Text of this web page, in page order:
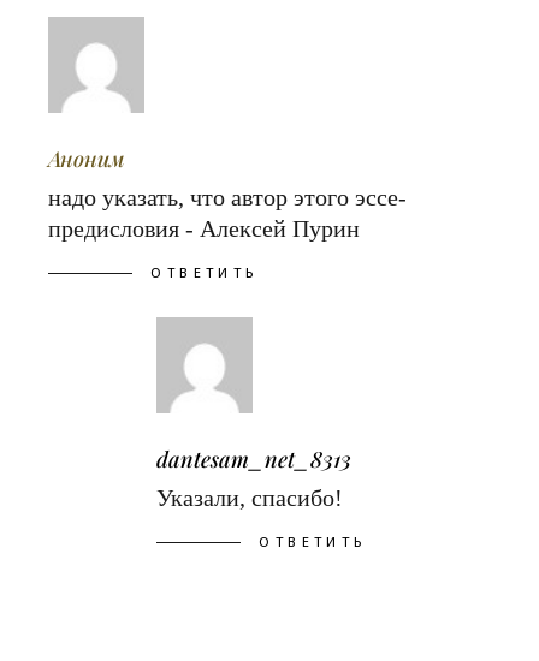
Аноним
надо указать, что автор этого эссе-
предисловия - Алексей Пурин
ОТВЕТИТЬ
dantesam_net_8313
Указали, спасибо!
ОТВЕТИТЬ